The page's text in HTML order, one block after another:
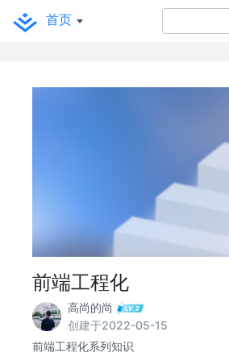
首页
前端工程化
高尚的尚
创建于2022-05-15
前端工程化系列知识